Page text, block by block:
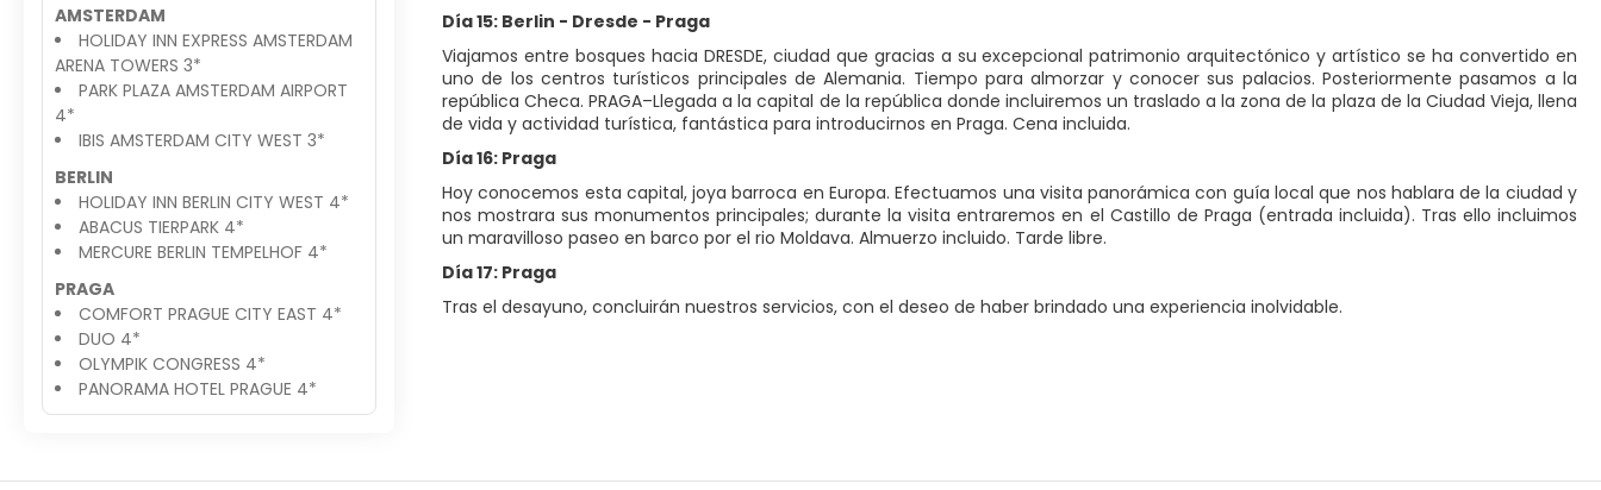
Día 15: Berlin - Dresde - Praga
Viajamos entre bosques hacia DRESDE, ciudad que gracias a su excepcional patrimonio arquitectónico y artístico se ha convertido en
uno de los centros turísticos principales de Alemania. Tiempo para almorzar y conocer sus palacios. Posteriormente pasamos a la
república Checa. PRAGA–Llegada a la capital de la república donde incluiremos un traslado a la zona de la plaza de la Ciudad Vieja, llena
de vida y actividad turística, fantástica para introducirnos en Praga. Cena incluida.
Día 16: Praga
Hoy conocemos esta capital, joya barroca en Europa. Efectuamos una visita panorámica con guía local que nos hablara de la ciudad y
nos mostrara sus monumentos principales; durante la visita entraremos en el Castillo de Praga (entrada incluida). Tras ello incluimos
un maravilloso paseo en barco por el rio Moldava. Almuerzo incluido. Tarde libre.
Día 17: Praga
Tras el desayuno, concluirán nuestros servicios, con el deseo de haber brindado una experiencia inolvidable.
AMSTERDAM
HOLIDAY INN EXPRESS AMSTERDAM
ARENA TOWERS 3*
PARK PLAZA AMSTERDAM AIRPORT
4*
IBIS AMSTERDAM CITY WEST 3*
BERLIN
HOLIDAY INN BERLIN CITY WEST 4*
ABACUS TIERPARK 4*
MERCURE BERLIN TEMPELHOF 4*
PRAGA
COMFORT PRAGUE CITY EAST 4*
DUO 4*
OLYMPIK CONGRESS 4*
PANORAMA HOTEL PRAGUE 4*